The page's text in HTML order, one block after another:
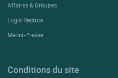
Affaires & Groupes
Logis Recrute
Média-Presse
Conditions du site